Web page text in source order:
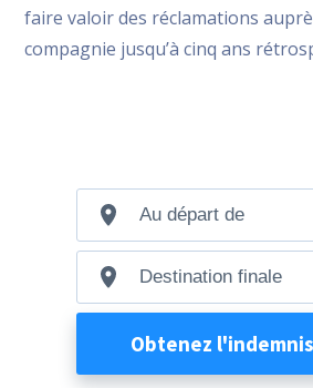
faire valoir des réclamations
compagnie jusqu’à cinq ans